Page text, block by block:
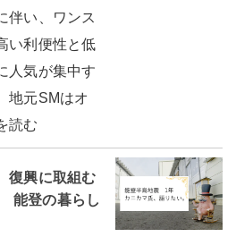
伴い、ワンス
い利便性と低
人気が集中す
地元SMはオ
読む
復興に取組む
能登の暮らし